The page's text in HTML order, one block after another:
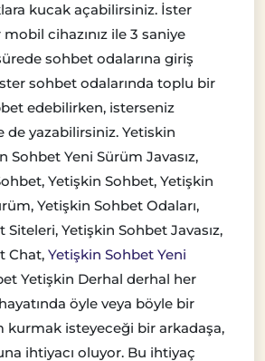
kucak açabilirsiniz. İster
cihazınız ile 3 saniye
sohbet odalarına giriş
sohbet odalarında toplu bir
edebilirken, isterseniz
de yazabilirsiniz. Yetiskin
Sohbet Yeni Sürüm Javasız,
Yetişkin Sohbet, Yetişkin
Yetişkin Sohbet Odaları,
Siteleri, Yetişkin Sohbet Javasız,
Chat, Yetişkin Sohbet Yeni
Yetişkin Derhal derhal her
öyle veya böyle bir
kurmak isteyeceği bir arkadaşa,
ihtiyacı oluyor. Bu ihtiyaç